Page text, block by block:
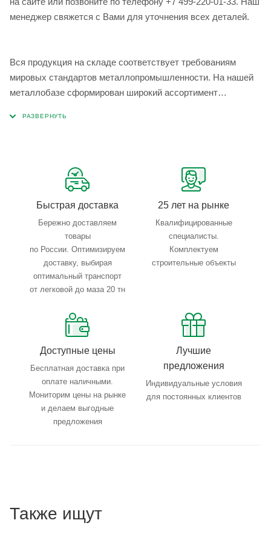
менеджер свяжется с Вами для уточнения всех деталей.
Вся продукция на складе соответствует требованиям
мировых стандартов металлопромышленности. На нашей
металлобазе сформирован широкий ассортимент
Быстрая доставка
Бережно доставляем
товары
по России. Оптимизируем
доставку, выбирая
оптимальный транспорт
от легковой до маза 20 тн
25 лет на рынке
Квалифицированные
специалисты.
Комплектуем
строительные объекты
Доступные цены
Бесплатная доставка при
оплате наличными.
Мониторим цены на рынке
и делаем выгодные
предложения
Лучшие
предложения
Индивидуальные условия
для постоянных клиентов
Также ищут